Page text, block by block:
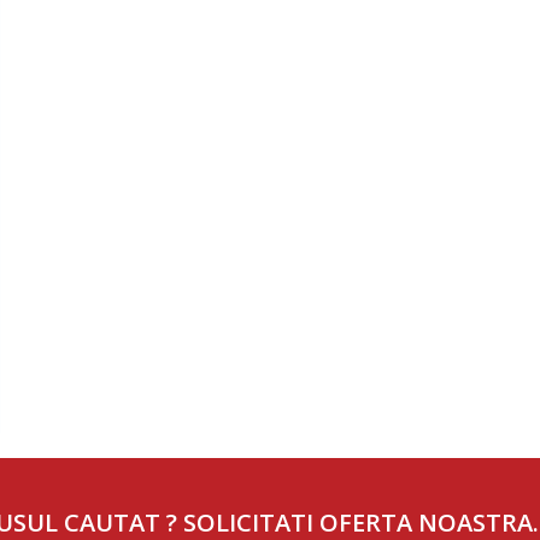
CAUTAT ? SOLICITATI OFERTA NOASTRA.